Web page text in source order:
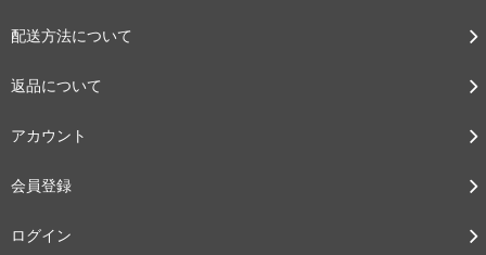
配送方法について
返品について
アカウント
会員登録
ログイン